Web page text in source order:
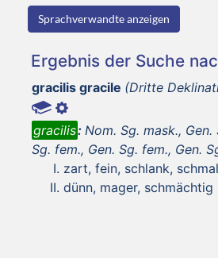
Sprachverwandte anzeigen
Ergebnis der Suche
gracilis gracile (Dritte
gracilis: Nom. Sg. mask., Gen.
Sg. fem., Gen. Sg. fem., Gen.
zart, fein, schlank, schmal
dünn, mager, schmächtig